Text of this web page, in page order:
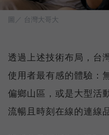
圖／ 台灣大哥大
透過上述技術布局，台
使用者最有感的體驗：
偏鄉山區，或是大型活
流暢且時刻在線的連線